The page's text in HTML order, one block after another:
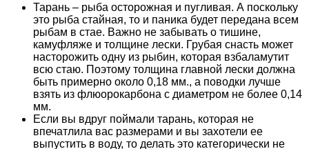
Тарань – рыба осторожная и пугливая. А поскольку
это рыба стайная, то и паника будет передана всем
рыбам в стае. Важно не забывать о тишине,
камуфляже и толщине лески. Грубая снасть может
насторожить одну из рыбин, которая взбаламутит
всю стаю. Поэтому толщина главной лески должна
быть примерно около 0,18 мм., а поводки лучше
взять из флюорокарбона с диаметром не более 0,14
мм.
Если вы вдруг поймали тарань, которая не
впечатлила вас размерами и вы захотели ее
выпустить в воду, то делать это категорически не